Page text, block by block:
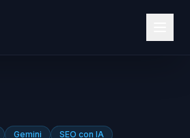
Gemini SEO con IA